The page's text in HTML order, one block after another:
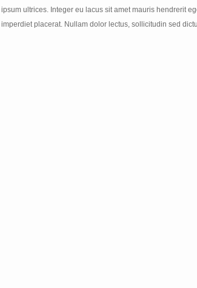
ipsum ultrices. Integer eu lacus sit amet mauris hendrerit
imperdiet placerat. Nullam dolor lectus, sollicitudin sed